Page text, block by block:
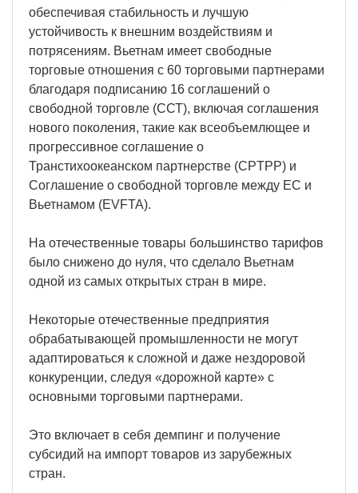
обеспечивая стабильность и лучшую
устойчивость к внешним воздействиям и
потрясениям. Вьетнам имеет свободные
торговые отношения с 60 торговыми партнерами
благодаря подписанию 16 соглашений о
свободной торговле (ССТ), включая соглашения
нового поколения, такие как всеобъемлющее и
прогрессивное соглашение о
Транстихоокеанском партнерстве (CPTPP) и
Соглашение о свободной торговле между ЕС и
Вьетнамом (EVFTA).
На отечественные товары большинство тарифов
было снижено до нуля, что сделало Вьетнам
одной из самых открытых стран в мире.
Некоторые отечественные предприятия
обрабатывающей промышленности не могут
адаптироваться к сложной и даже нездоровой
конкуренции, следуя «дорожной карте» с
основными торговыми партнерами.
Это включает в себя демпинг и получение
субсидий на импорт товаров из зарубежных
стран.